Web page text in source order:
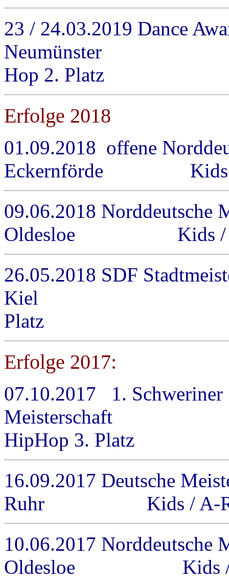
23 / 24.03.2019 Dance
Neumünster
Hop 2. Platz
Erfolge 2018
01.09.2018 offene
Eckernförde Kids /
09.06.2018 Norddeutsche
Oldesloe Kids / M-
26.05.2018 SDF
Kiel Kids
Platz
Erfolge 2017:
07.10.2017 1. Schweriner
Meisterschaft
HipHop 3. Platz
16.09.2017 Deutsche
Ruhr Kids / A-
10.06.2017 Norddeutsche
Oldesloe Kids / M-